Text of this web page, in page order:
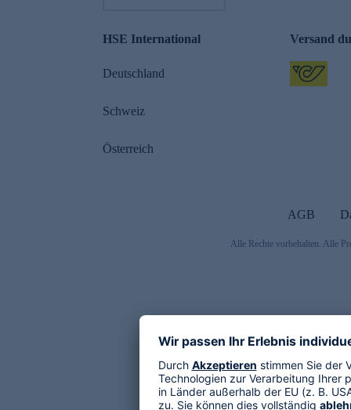
HSE International
Deutschland
Schweiz
Österreich
Versand
AGB
Alle Rechte vorbehalten. Alle